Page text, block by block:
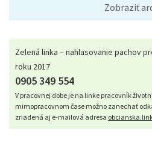
Zobraziť
Zelená linka – nahlasovanie pachov
roku 2017
0905 349 554
V pracovnej dobe je na linke pracovník
mimopracovnom čase možno zanechať
zriadená aj e-mailová adresa